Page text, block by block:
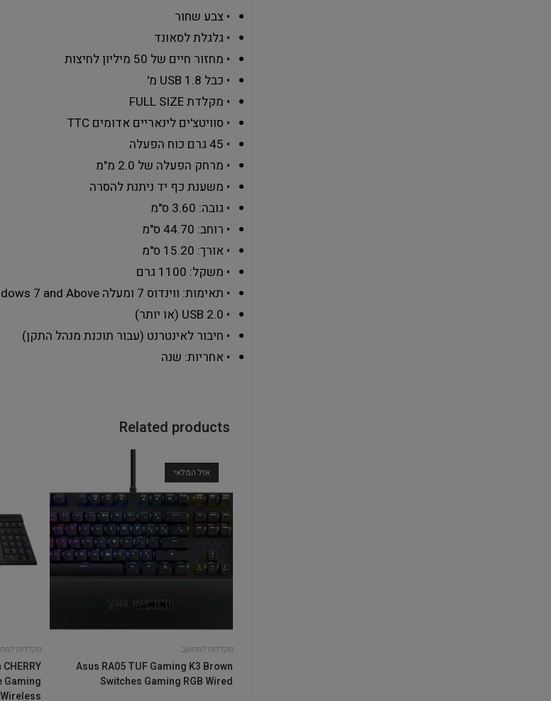
• צבע שחור
• גלגלת לסאונד
• מחזור חיים של 50 מיליון לחיצות
• כבל USB 1.8 מ'
• מקלדת FULL SIZE
• סוויטצ'ים לינאריים אדומים TTC
• 45 גרם כוח הפעלה
• מרחק הפעלה של 2.0 מ"מ
• משענת כף יד ניתנת להסרה
• גובה: 3.60 ס"מ
• רוחב: 44.70 ס"מ
• אורך: 15.20 ס"מ
• משקל: 1100 גרם
• תאימות: ווינדוס 7 ומעלה Windows 7 and Above.
• USB 2.0 (או יותר)
• חיבור לאינטרנט (עבור תוכנת מנהל התקן)
• אחריות: שנה
Related products
אזל המלאי
מקלדות למחשב
Asus RA05 TUF Gaming K3 Brown
Switches Gaming RGB Wired
מקלדות
Gaming